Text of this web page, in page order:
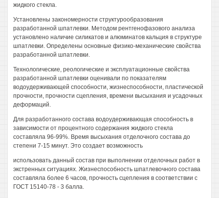
жидкого стекла.
Установлены закономерности структурообразования
разработанной шпатлевки. Методом рентгенофазового анализа
установлено наличие силикатов и алюминатов кальция в структуре
шпатлевки. Определены основные физико-механические свойства
разработанной шпатлевки.
Технологические, реологические и эксплуатационные свойства
разработанной шпатлевки оценивали по показателям
водоудерживающей способности, жизнеспособности, пластической
прочности, прочности сцепления, времени высыхания и усадочных
деформаций.
Для разработанного состава водоудерживающая способность в
зависимости от процентного содержания жидкого стекла
составляла 96-99%. Время высыхания отделочного состава до
степени 7-15 минут. Это создает возможность
использовать данный состав при выполнении отделочных работ в
экстренных ситуациях. Жизнеспособность шпатлевочного состава
составляла более 6 часов, прочность сцепления в соответствии с
ГОСТ 15140-78 - 3 балла.